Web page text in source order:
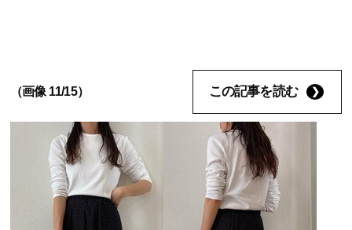
（画像 11/15） この記事を読む